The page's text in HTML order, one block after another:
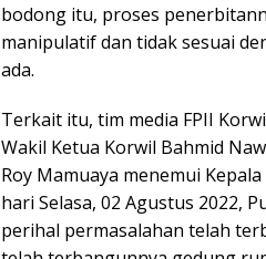
bodong itu, proses
manipulatif dan tidak sesuai
ada.
Terkait itu, tim media FPII
Wakil Ketua Korwil Bahmid
Roy Mamuaya menemui
hari Selasa, 02 Agustus 2022,
perihal permasalahan telah